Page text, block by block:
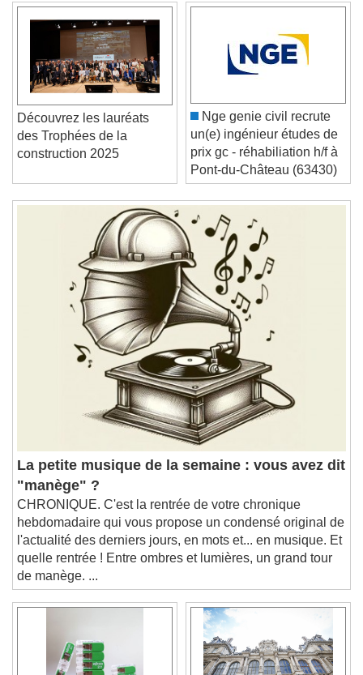
Video Player is loading.
Play Video
Unmute
Current Time
/
Loaded:0%
Stream TypeLIVE
Seek to live, currently behind live
LIVE
Remaining Time
0:00
Playback Rate
Chapters
Chapters
Descriptions
descriptions off, selected
subtitles settings, opens subtitles
settings dialog
, selected
Audio Track
Picture-in-Picture
Fullscreen
This is a modal window.
Beginning of dialog window. Escape will cancel
and close the window.
Text
Text Background
Découvrez les lauréats
des Trophées de la
Nge genie civil recrute
un(e) ingénieur études de
prix gc - réhabiliation h/f à
Pont-du-Château (63430)
La petite musique de la semaine : vous avez dit
"manège" ?
CHRONIQUE. C'est la rentrée de votre chronique
hebdomadaire qui vous propose un condensé original de
l'actualité des derniers jours, en mots et... en musique. Et
quelle rentrée ! Entre ombres et lumières, un grand tour
de manège. ...